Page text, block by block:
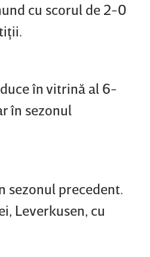
cu scorul de 2-0
în vitrină al 6-
în sezonul
sezonul precedent.
Leverkusen, cu